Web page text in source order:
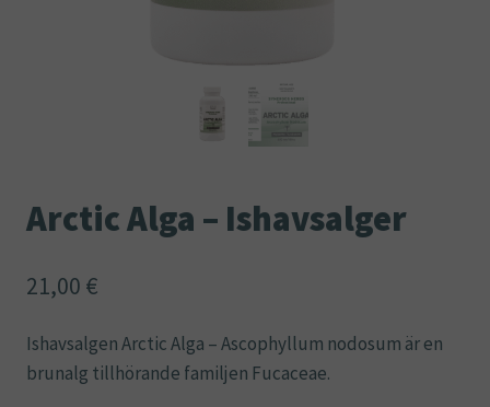
Arctic Alga – Ishavsalger
21,00 €
Ishavsalgen Arctic Alga – Ascophyllum nodosum är en
brunalg tillhörande familjen Fucaceae.